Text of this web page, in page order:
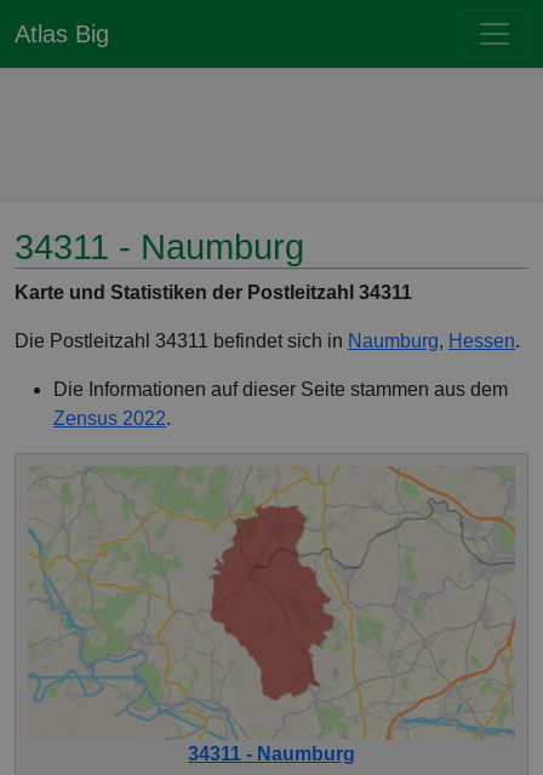
Atlas Big
34311 - Naumburg
Karte und Statistiken der Postleitzahl 34311
Die Postleitzahl 34311 befindet sich in Naumburg, Hessen.
Die Informationen auf dieser Seite stammen aus dem
Zensus 2022.
34311 - Naumburg